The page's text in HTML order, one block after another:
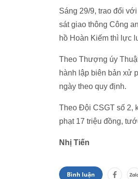
Sáng 29/9, trao đổi
sát giao thông Công
hồ Hoàn Kiếm thì lực
Theo Thượng úy
hành lập biên bản xử
ngày theo quy định.
Theo Đội CSGT số 2,
phạt 17 triệu đồng,
Nhị Tiến
Bình luận